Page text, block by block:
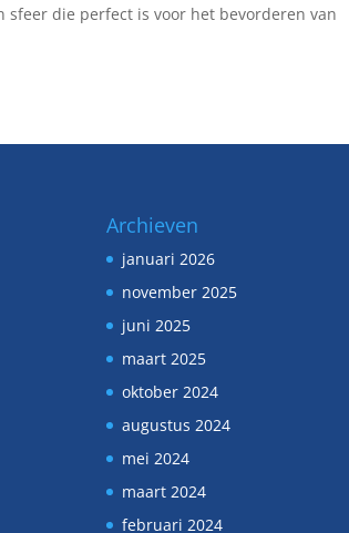
die perfect is voor het bevorderen van
Archieven
januari 2026
november 2025
juni 2025
maart 2025
oktober 2024
augustus 2024
mei 2024
maart 2024
februari 2024